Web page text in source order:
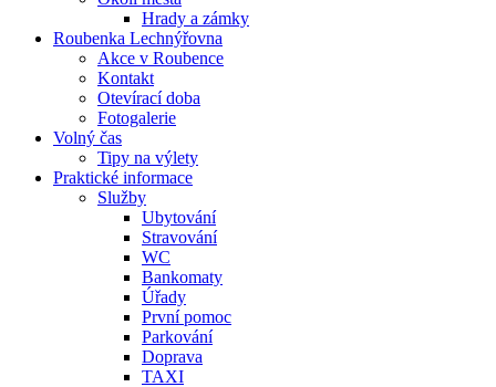
Hrady a zámky
Roubenka Lechnýřovna
Akce v Roubence
Kontakt
Otevírací doba
Fotogalerie
Volný čas
Tipy na výlety
Praktické informace
Služby
Ubytování
Stravování
WC
Bankomaty
Úřady
První pomoc
Parkování
Doprava
TAXI